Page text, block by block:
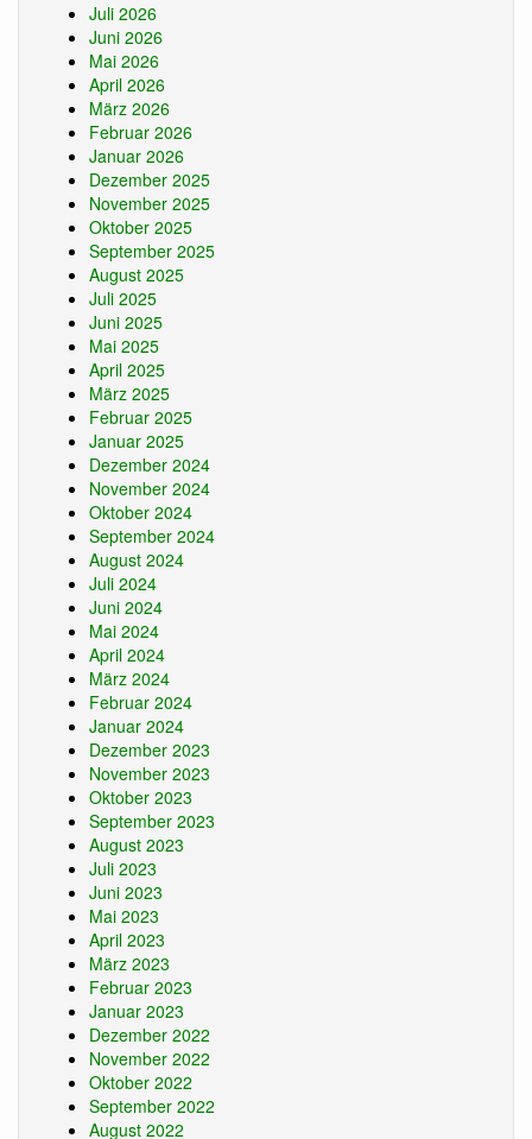
Juli 2026
Juni 2026
Mai 2026
April 2026
März 2026
Februar 2026
Januar 2026
Dezember 2025
November 2025
Oktober 2025
September 2025
August 2025
Juli 2025
Juni 2025
Mai 2025
April 2025
März 2025
Februar 2025
Januar 2025
Dezember 2024
November 2024
Oktober 2024
September 2024
August 2024
Juli 2024
Juni 2024
Mai 2024
April 2024
März 2024
Februar 2024
Januar 2024
Dezember 2023
November 2023
Oktober 2023
September 2023
August 2023
Juli 2023
Juni 2023
Mai 2023
April 2023
März 2023
Februar 2023
Januar 2023
Dezember 2022
November 2022
Oktober 2022
September 2022
August 2022